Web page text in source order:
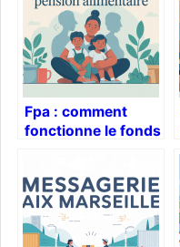
Fpa : comment
fonctionne le fonds
détail